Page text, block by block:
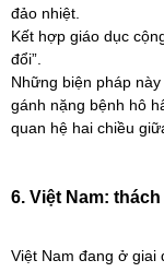
đảo nhiệt.
Kết hợp giáo dục
đổi”.
Những biện pháp
gánh nặng bệnh hô
quan hệ hai chiều
6. Việt Nam:
Việt Nam đang ở giai